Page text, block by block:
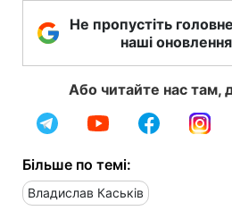
Не пропустіть
наші
Або читайте нас там,
Більше по темі:
Владислав Каськів